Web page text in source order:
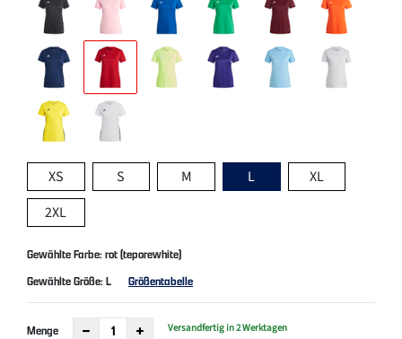
XS S M L
XL
2XL
Gewählte Farbe: rot (teporewhite)
Gewählte Größe:L Größentabelle
Menge Versandfertig in 2 Werktagen